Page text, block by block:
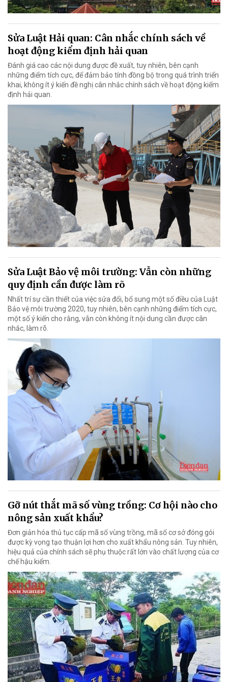
Sửa Luật Hải quan: Cân nhắc chính sách về
hoạt động kiểm định hải quan
Đánh giá cao các nội dung được đề xuất, tuy nhiên, bên cạnh
những điểm tích cực, để đảm bảo tính đồng bộ trong quá trình triển
khai, không ít ý kiến đề nghị cân nhắc chính sách về hoạt động kiểm
định hải quan.
Sửa Luật Bảo vệ môi trường: Vẫn còn những
quy định cần được làm rõ
Nhất trí sự cần thiết của việc sửa đổi, bổ sung một số điều của Luật
Bảo vệ môi trường 2020, tuy nhiên, bên cạnh những điểm tích cực,
một số ý kiến cho rằng, vẫn còn không ít nội dung cần được cân
nhắc, làm rõ.
Gỡ nút thắt mã số vùng trồng: Cơ hội nào cho
nông sản xuất khẩu?
Đơn giản hóa thủ tục cấp mã số vùng trồng, mã số cơ sở đóng gói
được kỳ vọng tạo thuận lợi hơn cho xuất khẩu nông sản. Tuy nhiên,
hiệu quả của chính sách sẽ phụ thuộc rất lớn vào chất lượng của cơ
chế hậu kiểm.